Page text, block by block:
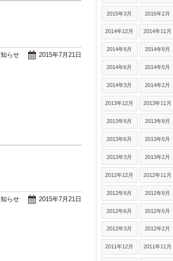
2015年7月21日
らせ
2015年7月21日
らせ
2015年3月 2015年2月
2014年12月 2014年11月
2014年9月 2014年8月
2014年6月 2014年5月
2014年3月 2014年2月
2013年12月 2013年11月
2013年9月 2013年8月
2013年6月 2013年5月
2013年3月 2013年2月
2012年12月 2012年11月
2012年9月 2012年8月
2012年6月 2012年5月
2012年3月 2012年2月
2011年12月 2011年11月